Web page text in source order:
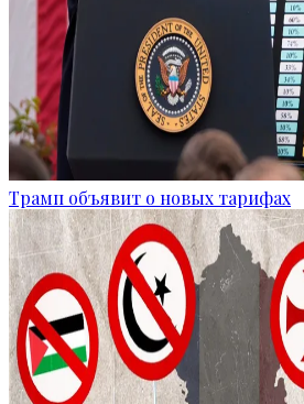
Трамп объявит о новых тарифах